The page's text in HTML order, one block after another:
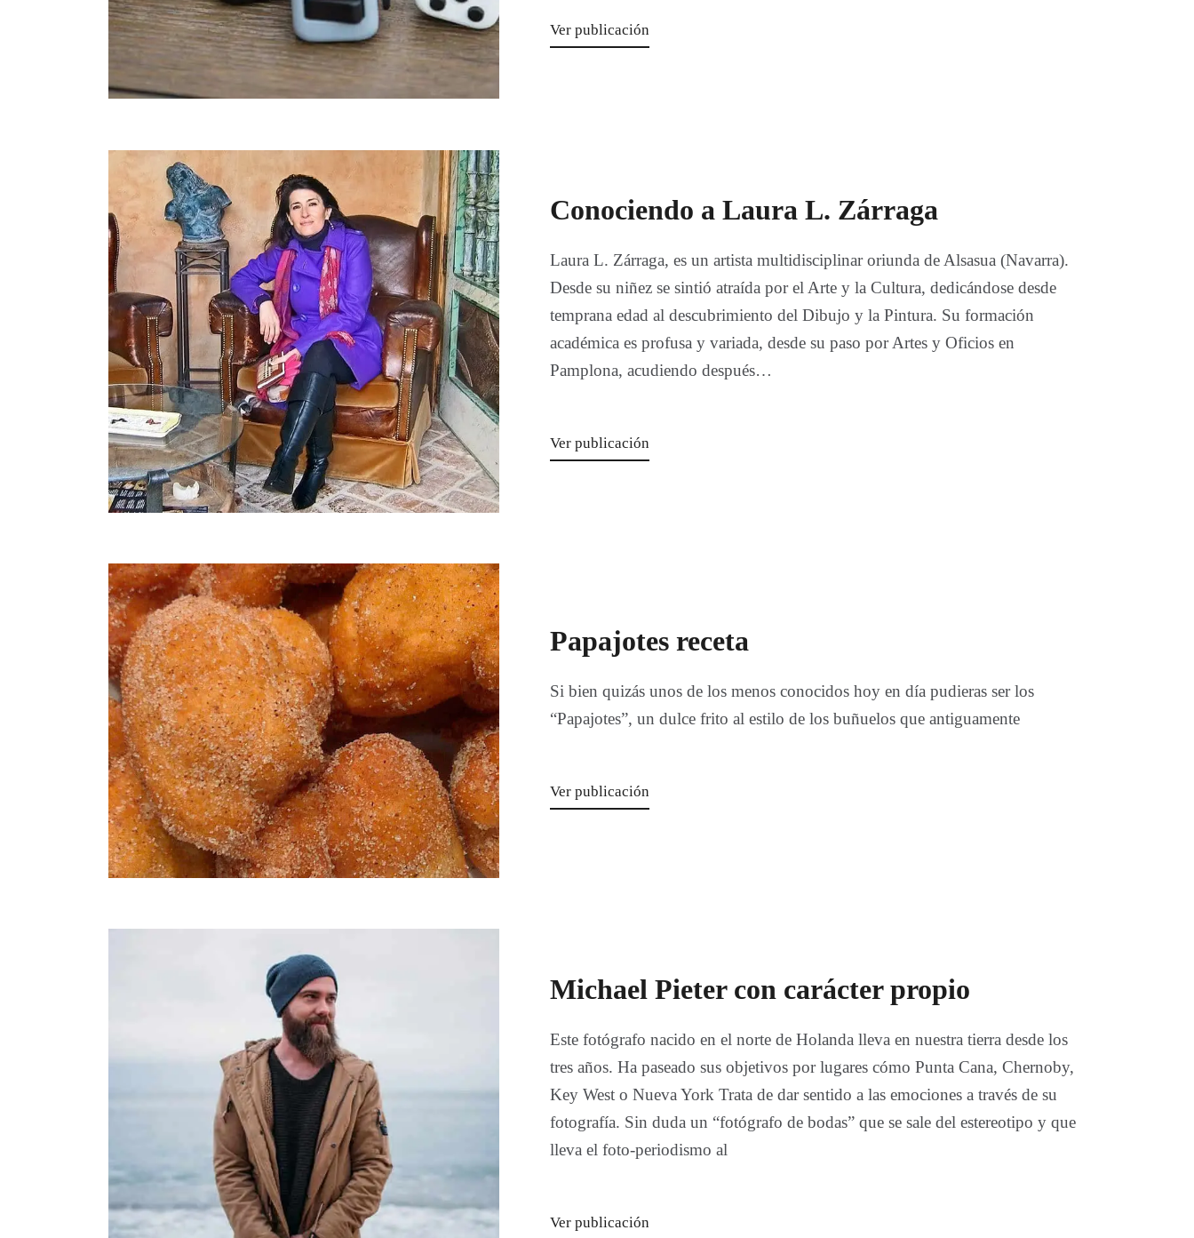
Ver publicación
Conociendo a Laura L. Zárraga
Laura L. Zárraga, es un artista multidisciplinar oriunda de Alsasua (Navarra).
Desde su niñez se sintió atraída por el Arte y la Cultura, dedicándose desde
temprana edad al descubrimiento del Dibujo y la Pintura. Su formación
académica es profusa y variada, desde su paso por Artes y Oficios en
Pamplona, acudiendo después…
Ver publicación
Papajotes receta
Si bien quizás unos de los menos conocidos hoy en día pudieras ser los
“Papajotes”, un dulce frito al estilo de los buñuelos que antiguamente
Ver publicación
Michael Pieter con carácter propio
Este fotógrafo nacido en el norte de Holanda lleva en nuestra tierra desde los
tres años. Ha paseado sus objetivos por lugares cómo Punta Cana, Chernoby,
Key West o Nueva York Trata de dar sentido a las emociones a través de su
fotografía. Sin duda un “fotógrafo de bodas” que se sale del estereotipo y que
lleva el foto-periodismo al
Ver publicación